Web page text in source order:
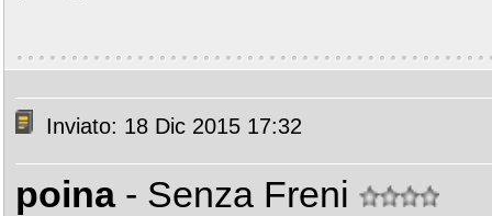
Inviato: 18 Dic 2015 17:32
poina - Senza Freni